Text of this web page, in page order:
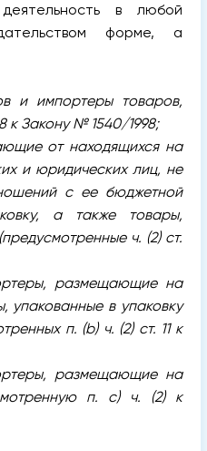
в любой
форме, а
и импортеры товаров,
к Закону № 1540/1998;
от находящихся на
и юридических лиц, не
с ее бюджетной
а также товары,
ч. (2) ст.
размещающие на
упакованные в упаковку
п. (b) ч. (2) ст. 11 к
размещающие на
п. с) ч. (2) к